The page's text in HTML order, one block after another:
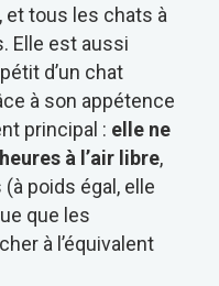
tous les chats à
Elle est aussi
d’un chat
à son appétence
principal : elle ne
à l’air libre,
poids égal, elle
que les
à l’équivalent